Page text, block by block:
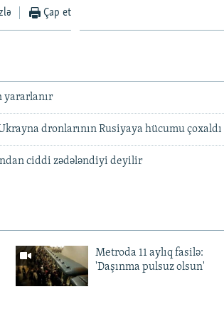
Çap et
yararlanır
dronlarının Rusiyaya hücumu çoxaldı
ciddi zədələndiyi deyilir
Metroda 11 aylıq fasilə:
'Daşınma pulsuz olsun'